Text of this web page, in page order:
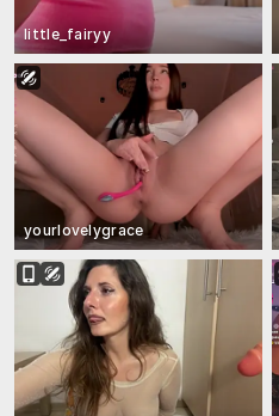
little_fairyy
yourlovelygrace